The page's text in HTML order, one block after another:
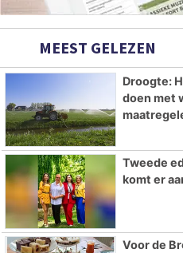
MEEST GELEZEN
Droogte:
doen met
Tweede
komt er
Voor de